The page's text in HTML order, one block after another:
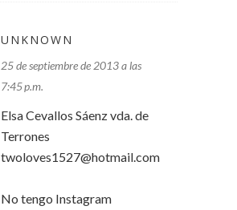
UNKNOWN
25 de septiembre de 2013 a las
7:45 p.m.
Elsa Cevallos Sáenz vda. de
Terrones
twoloves1527@hotmail.com
No tengo Instagram